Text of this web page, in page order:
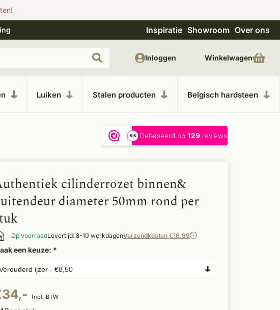
Uitgebreide showroom in Kesteren Unieke
Inspiratie Showroom Over ons
Luiken Stalen producten Belgisch hardsteen
Inloggen Winkelwagen
cilinderrozet binnen&
diameter 50mm rond per
Op voorraadLevertijd: 8-10 werkdagenVerzendkosten €16,99
een keuze: *
Incl. BTW